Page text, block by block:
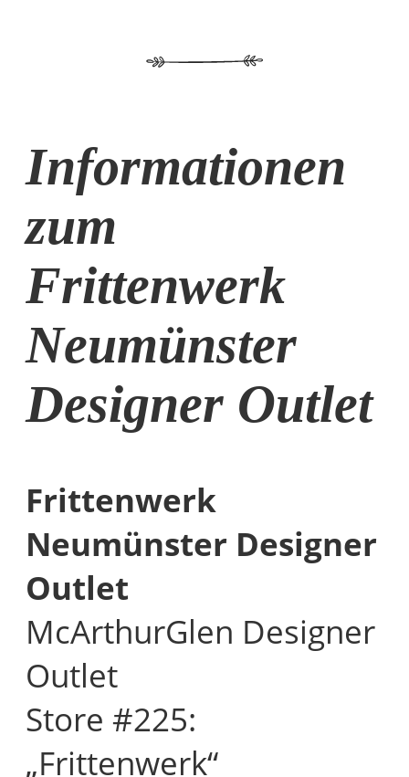
Informationen
zum
Frittenwerk
Neumünster
Designer Outlet
Frittenwerk
Neumünster Designer
Outlet
McArthurGlen Designer
Outlet
Store #225:
„Frittenwerk“